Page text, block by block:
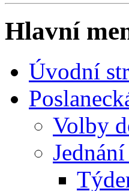
Hlavní
Úvodní
Volby
Jednání